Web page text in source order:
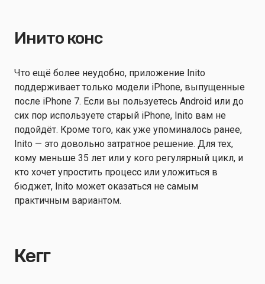
Инито конс
Что ещё более неудобно, приложение Inito
поддерживает только модели iPhone, выпущенные
после iPhone 7. Если вы пользуетесь Android или до
сих пор используете старый iPhone, Inito вам не
подойдёт. Кроме того, как уже упоминалось ранее,
Inito — это довольно затратное решение. Для тех,
кому меньше 35 лет или у кого регулярный цикл, и
кто хочет упростить процесс или уложиться в
бюджет, Inito может оказаться не самым
практичным вариантом.
Кегг